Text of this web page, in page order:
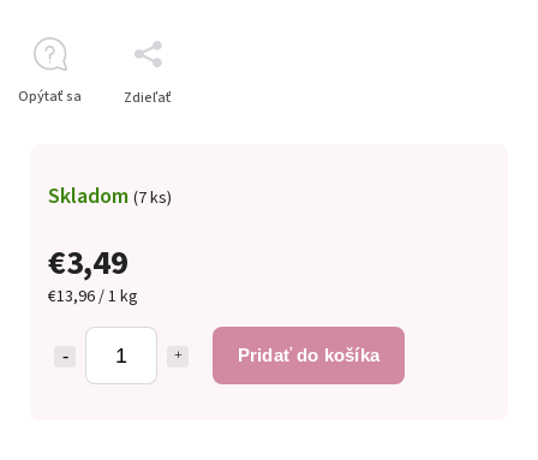
€3,49
€13,96 / 1 kg
Pridať do košíka
Skladom (7 ks)
Opýtať sa Zdieľať